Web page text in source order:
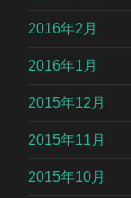
2016年2月
2016年1月
2015年12月
2015年11月
2015年10月